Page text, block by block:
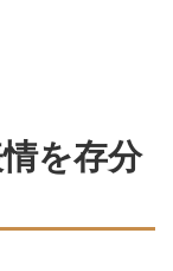
を存分